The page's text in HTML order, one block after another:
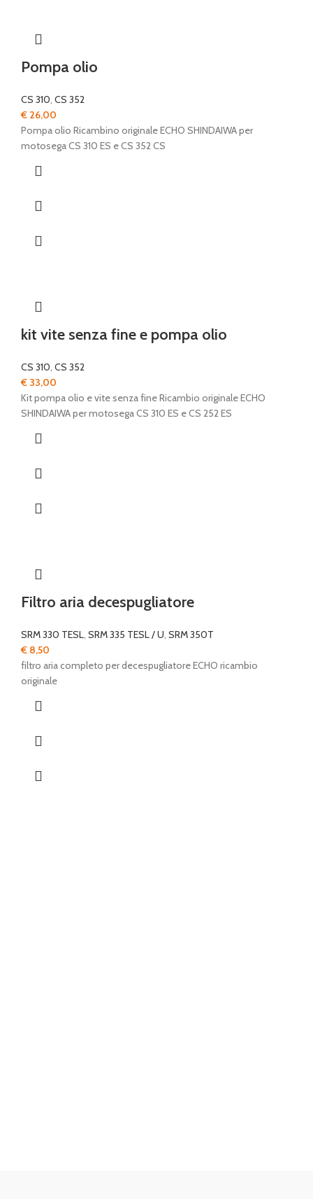
Pompa olio
CS 310, CS 352
€ 26,00
Pompa olio Ricambino originale ECHO SHINDAIWA per
motosega CS 310 ES e CS 352 CS
kit vite senza fine e pompa olio
CS 310, CS 352
€ 33,00
Kit pompa olio e vite senza fine Ricambio originale ECHO
SHINDAIWA per motosega CS 310 ES e CS 252 ES
Filtro aria decespugliatore
SRM 330 TESL, SRM 335 TESL / U, SRM 350T
€ 8,50
filtro aria completo per decespugliatore ECHO ricambio
originale